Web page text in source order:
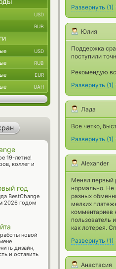
Развернуть (1)
Юлия
Поддержка
поступили
Рекомендую
Развернуть (1)
Лада
Все четко,
Развернуть (1)
Alexander
Менял первый
нормально. Не
разных
мелких
комментариев
пользователь
как лотерея.
Развернуть (1)
Анастасия
USD
RUB
USD
RUB
EUR
UAH
19-летие!
коллег и
год
BestChange
2026 годом
новой
дизайн,
и оставить